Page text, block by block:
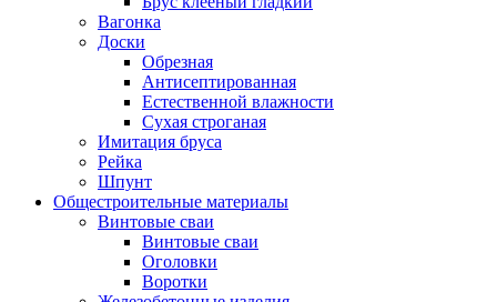
Вагонка
Доски
Обрезная
Антисептированная
Естественной влажности
Сухая строганая
Имитация бруса
Рейка
Шпунт
Общестроительные материалы
Винтовые сваи
Винтовые сваи
Оголовки
Воротки